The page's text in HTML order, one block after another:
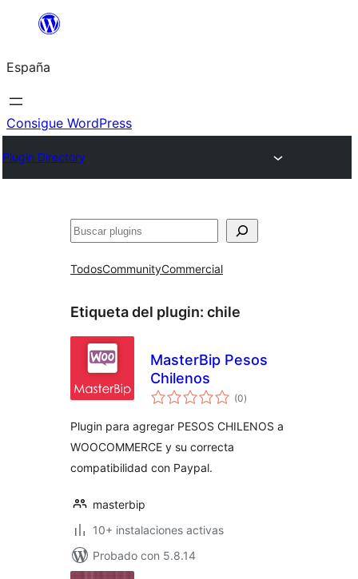
Saltar
contenido
España
Consigue WordPress
Plugin Directory
Buscar
TodosCommunityCommercial
Etiqueta del plugin: chile
MasterBip Pesos
Chilenos
(0valoraciones
en
)
Plugin para agregar PESOS CHILENOS a
WOOCOMMERCE y su correcta
compatibilidad con Paypal.
masterbip
10+ instalaciones activas
Probado con 5.8.14